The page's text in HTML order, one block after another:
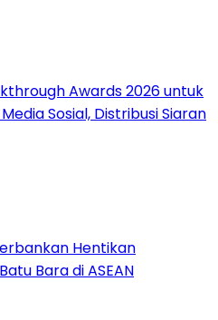
Awards 2026 untuk
Sosial, Distribusi Siaran
Hentikan
Bara di ASEAN